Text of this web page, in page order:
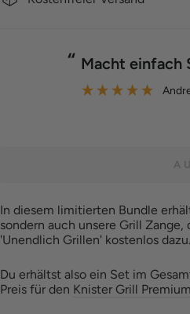
“ Macht
In diesem limitierten Bundle
sondern auch unsere Grill
'Unendlich Grillen' kostenlos dazu.
Du erhältst also ein Set im
Preis für den Knister Grill Premium